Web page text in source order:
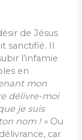
de Jésus
sanctifié. Il
l’infamie
en
mon
délivre-moi
je suis
nom ! » Ou
car